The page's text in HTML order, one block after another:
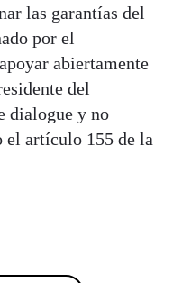
las garantías del
por el
abiertamente
del
dialogue y no
el artículo 155 de la